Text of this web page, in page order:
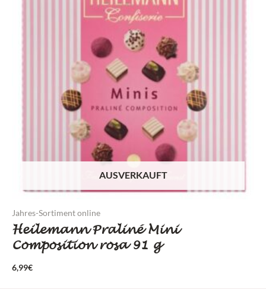
AUSVERKAUFT
Jahres-Sortiment online
Heilemann Praliné Mini
Composition rosa 91 g
6,99€